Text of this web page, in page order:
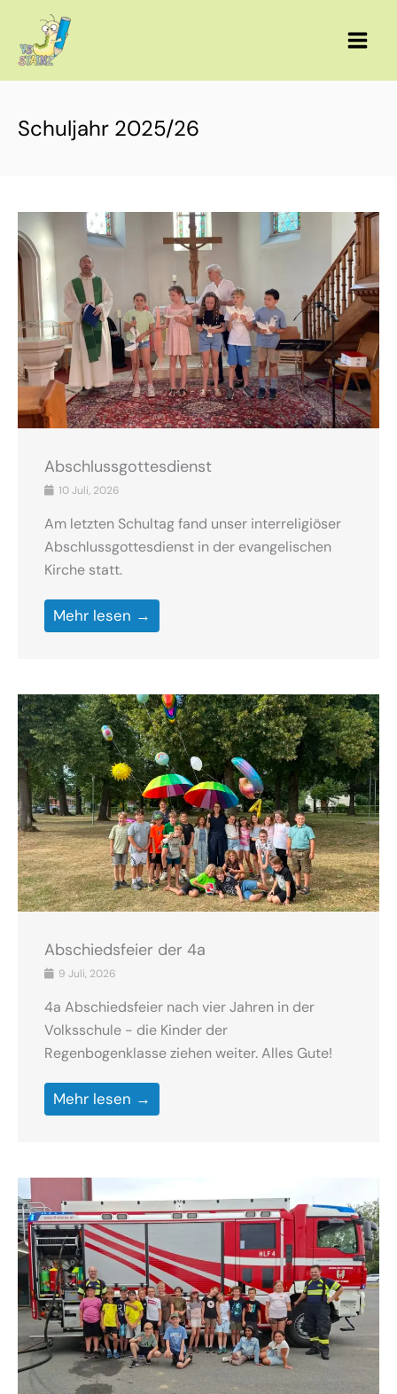
springen
Schuljahr 2025/26
Abschlussgottesdienst
10 Juli, 2026
Am letzten Schultag fand unser interreligiöser
Abschlussgottesdienst in der evangelischen
Kirche statt.
Mehr lesen →
Abschiedsfeier der 4a
9 Juli, 2026
4a Abschiedsfeier nach vier Jahren in der
Volksschule - die Kinder der
Regenbogenklasse ziehen weiter. Alles Gute!
Mehr lesen →